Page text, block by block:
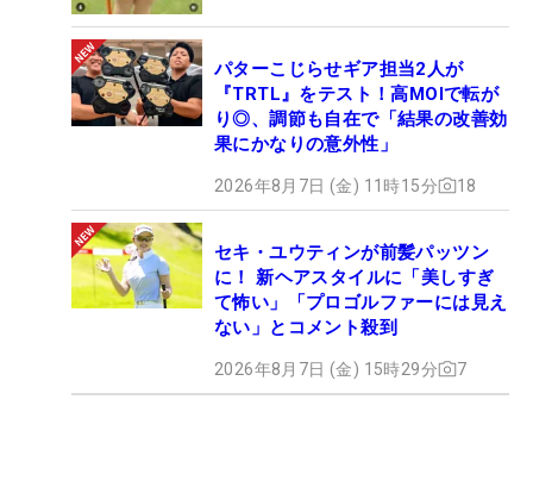
パターこじらせギア担当2人が
『TRTL』をテスト！高MOIで転が
り◎、調節も自在で「結果の改善効
果にかなりの意外性」
2026年8月7日 (金) 11時15分 18
セキ・ユウティンが前髪パッツン
に！ 新ヘアスタイルに「美しすぎ
て怖い」「プロゴルファーには見え
ない」とコメント殺到
2026年8月7日 (金) 15時29分 7